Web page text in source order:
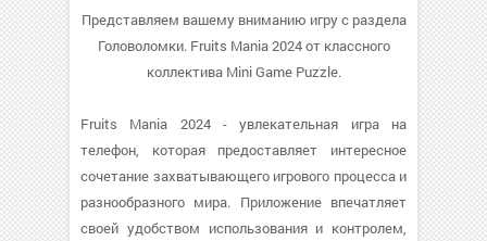
Представляем вашему вниманию игру с раздела
Головоломки. Fruits Mania 2024 от классного
коллектива Mini Game Puzzle.
Fruits Mania 2024 - увлекательная игра на
телефон, которая предоставляет интересное
сочетание захватывающего игрового процесса и
разнообразного мира. Приложение впечатляет
своей удобством использования и контролем,